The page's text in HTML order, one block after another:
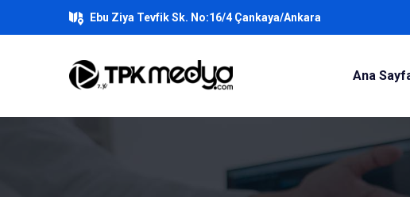
Ebu Ziya Tevfik Sk. No:16/4 Çankaya/Ankara
Ana